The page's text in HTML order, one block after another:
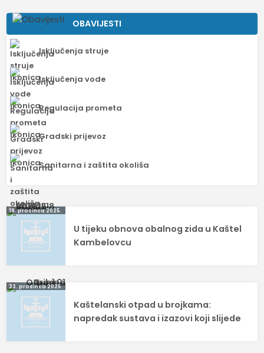
OBAVIJESTI
Isključenja struje
Isključenja vode
Regulacija prometa
Gradski prijevoz
Sanitarna i zaštita okoliša
Navigacija
objava
19. prosinca 2025.
U tijeku obnova obalnog zida u Kaštel
Kambelovcu
23. prosinca 2025.
Kaštelanski otpad u brojkama:
napredak sustava i izazovi koji slijede